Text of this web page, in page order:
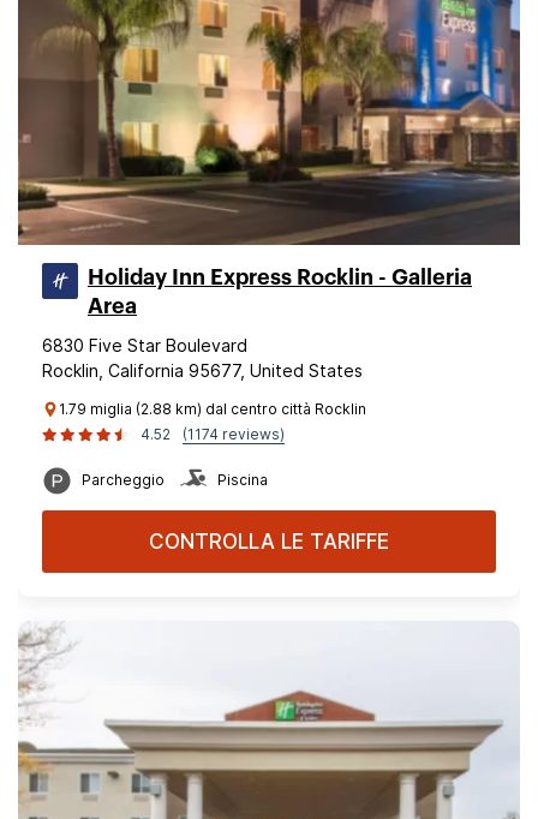
Holiday Inn Express Rocklin - Galleria
Area
6830 Five Star Boulevard
Rocklin, California 95677, United States
1.79 miglia (2.88 km) dal centro città Rocklin
4.52
(1174 reviews)
Parcheggio Piscina
CONTROLLA LE TARIFFE